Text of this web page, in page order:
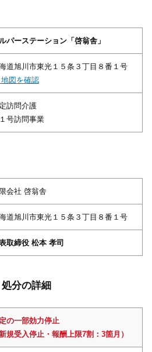
パーステーション「啓翁舎」
道旭川市東光１５条３丁目８番１号
地図を確認
訪問介護
号訪問事業
会社 啓翁舎
道旭川市東光１５条３丁目８番１号
取締役 松本 孝司
分の詳細
の一部効力停止
新規受入停止・報酬上限7割：3箇月）